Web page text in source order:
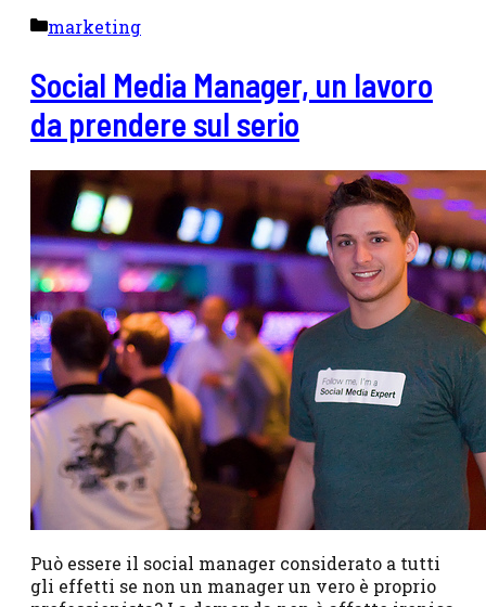
Categorie
marketing
Social Media Manager, un lavoro
da prendere sul serio
Può essere il social manager considerato a tutti
gli effetti se non un manager un vero è proprio